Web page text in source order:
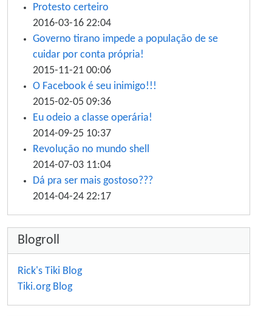
Protesto certeiro
2016-03-16 22:04
Governo tirano impede a população de se
cuidar por conta própria!
2015-11-21 00:06
O Facebook é seu inimigo!!!
2015-02-05 09:36
Eu odeio a classe operária!
2014-09-25 10:37
Revolução no mundo shell
2014-07-03 11:04
Dá pra ser mais gostoso???
2014-04-24 22:17
Blogroll
Rick's Tiki Blog
Tiki.org Blog